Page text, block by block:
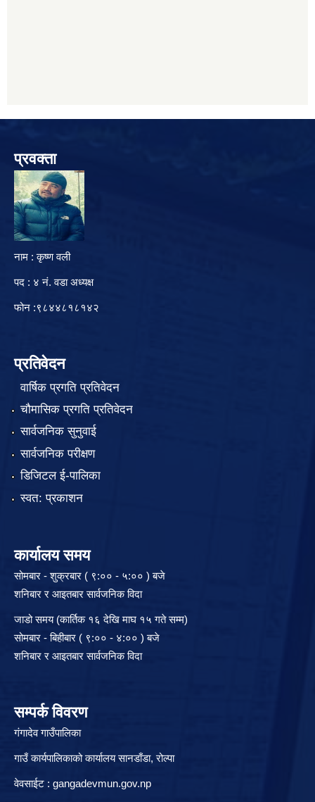
प्रवक्ता
नाम : कृष्ण वली
पद : ४ नं. वडा अध्यक्ष
फोन :९८४४८१८१४२
प्रतिवेदन
वार्षिक प्रगति प्रतिवेदन
चौमासिक प्रगति प्रतिवेदन
सार्वजनिक सुनुवाई
सार्वजनिक परीक्षण
डिजिटल ई-पालिका
स्वत: प्रकाशन
कार्यालय समय
सोमबार - शुक्रबार ( ९:०० - ५:०० ) बजे
शनिबार र आइतबार सार्वजनिक विदा
जाडो समय (कार्तिक १६ देखि माघ १५ गते सम्म)
सोमबार - बिहीबार ( ९:०० - ४:०० ) बजे
शनिबार र आइतबार सार्वजनिक विदा
सम्पर्क विवरण
गंगादेव गाउँपालिका
गाउँ कार्यपालिकाको कार्यालय सानडाँडा, रो‍‍ल्पा
वेवसाईट : gangadevmun.gov.np